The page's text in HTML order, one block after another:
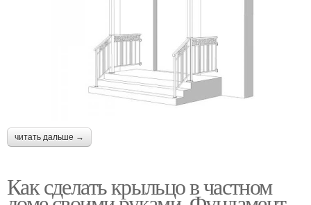
читать дальше →
Как сделать крыльцо в частном